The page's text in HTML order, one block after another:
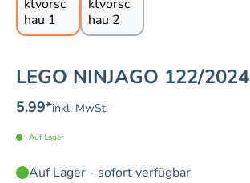
LEGO NINJAGO 122/2024
5.99*inkl. MwSt.
Auf Lager
Auf Lager - sofort verfügbar